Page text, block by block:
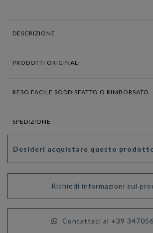
DESCRIZIONE
PRODOTTI ORIGINALI
RESO FACILE SODDISFATTO O RIMBORSATO
SPEDIZIONE
Desideri acquistare questo
Richiedi informazioni sul
Contattaci al +39